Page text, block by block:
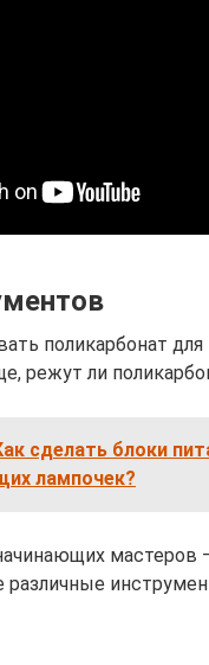
поликарбонат
режут ли
сделать блоки
лампочек?
мастеров
различные